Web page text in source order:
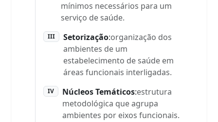
mínimos necessários para um
serviço de saúde.
III Setorização:organização dos
ambientes de um
estabelecimento de saúde em
áreas funcionais interligadas.
IV Núcleos Temáticos:estrutura
metodológica que agrupa
ambientes por eixos funcionais.